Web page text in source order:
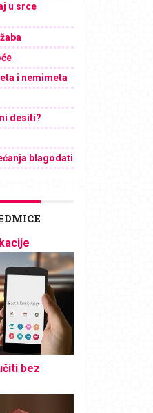
u srce
i nemimeta
desiti?
blagodati
bez